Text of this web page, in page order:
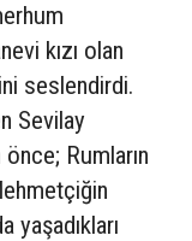
kızı olan
seslendirdi.
Sevilay
Rumların